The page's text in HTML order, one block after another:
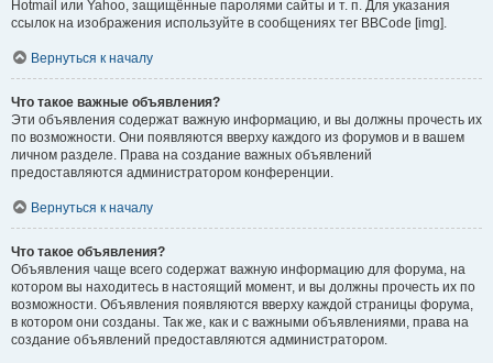
Hotmail или Yahoo, защищённые паролями сайты и т. п. Для указания
ссылок на изображения используйте в сообщениях тег BBCode [img].
Вернуться к началу
Что такое важные объявления?
Эти объявления содержат важную информацию, и вы должны прочесть их
по возможности. Они появляются вверху каждого из форумов и в вашем
личном разделе. Права на создание важных объявлений
предоставляются администратором конференции.
Вернуться к началу
Что такое объявления?
Объявления чаще всего содержат важную информацию для форума, на
котором вы находитесь в настоящий момент, и вы должны прочесть их по
возможности. Объявления появляются вверху каждой страницы форума,
в котором они созданы. Так же, как и с важными объявлениями, права на
создание объявлений предоставляются администратором.